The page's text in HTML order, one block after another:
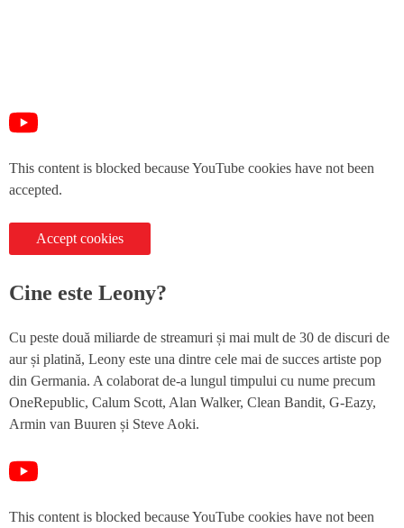
This content is blocked because YouTube cookies have not been
accepted.
Accept cookies
Cine este Leony?
Cu peste două miliarde de streamuri și mai mult de 30 de discuri de
aur și platină, Leony este una dintre cele mai de succes artiste pop
din Germania. A colaborat de-a lungul timpului cu nume precum
OneRepublic, Calum Scott, Alan Walker, Clean Bandit, G-Eazy,
Armin van Buuren și Steve Aoki.
This content is blocked because YouTube cookies have not been